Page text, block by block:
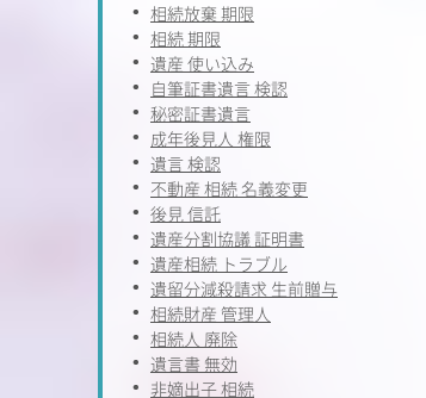
相続放棄 期限
相続 期限
遺産 使い込み
自筆証書遺言 検認
秘密証書遺言
成年後見人 権限
遺言 検認
不動産 相続 名義変更
後見 信託
遺産分割協議 証明書
遺産相続 トラブル
遺留分減殺請求 生前贈与
相続財産 管理人
相続人 廃除
遺言書 無効
非嫡出子 相続